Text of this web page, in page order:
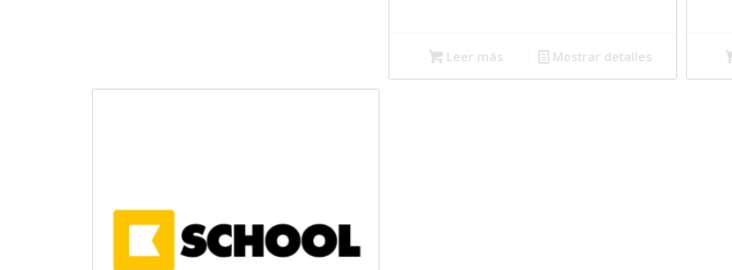
Leer más Mostrar detalles